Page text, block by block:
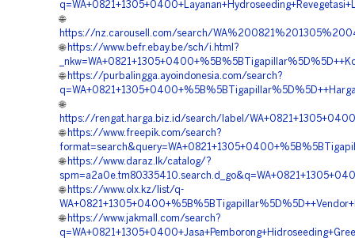
🌐
https://nz.carousell.com/search/
🌐 https://www.befr.ebay.be/sch/i.html?
🌐 https://purbalingga.ayoindonesia.com/search?
🌐
https://rengat.harga.biz.id/search/label/
🌐 https://www.freepik.com/search?
🌐 https://www.daraz.lk/catalog/?
🌐 https://www.olx.kz/list/q-
🌐 https://www.jakmall.com/search?